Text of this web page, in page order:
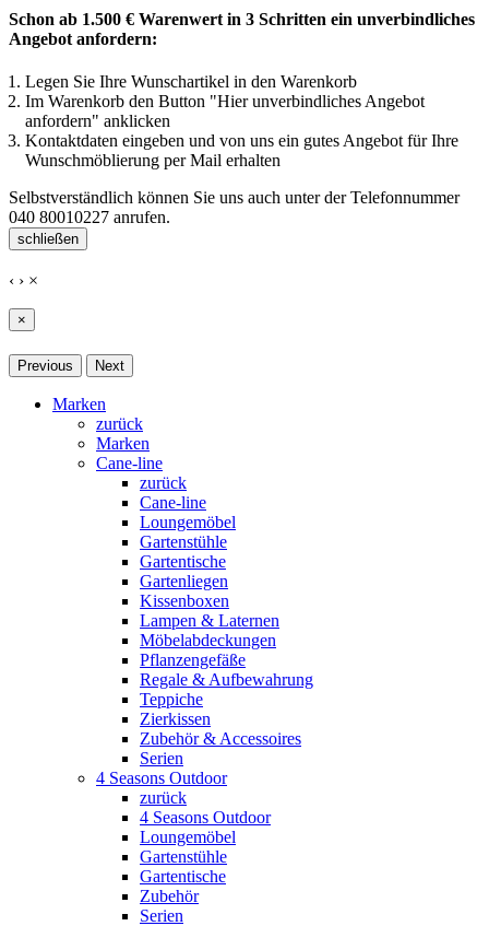
Schon ab 1.500 € Warenwert in 3 Schritten ein unverbindliches
Angebot anfordern:
Legen Sie Ihre Wunschartikel in den Warenkorb
Im Warenkorb den Button "Hier unverbindliches Angebot
anfordern" anklicken
Kontaktdaten eingeben und von uns ein gutes Angebot für Ihre
Wunschmöblierung per Mail erhalten
Selbstverständlich können Sie uns auch unter der Telefonnummer
040 80010227 anrufen.
schließen
‹ › ×
×
Previous Next
Marken
zurück
Marken
Cane-line
zurück
Cane-line
Loungemöbel
Gartenstühle
Gartentische
Gartenliegen
Kissenboxen
Lampen & Laternen
Möbelabdeckungen
Pflanzengefäße
Regale & Aufbewahrung
Teppiche
Zierkissen
Zubehör & Accessoires
Serien
4 Seasons Outdoor
zurück
4 Seasons Outdoor
Loungemöbel
Gartenstühle
Gartentische
Zubehör
Serien